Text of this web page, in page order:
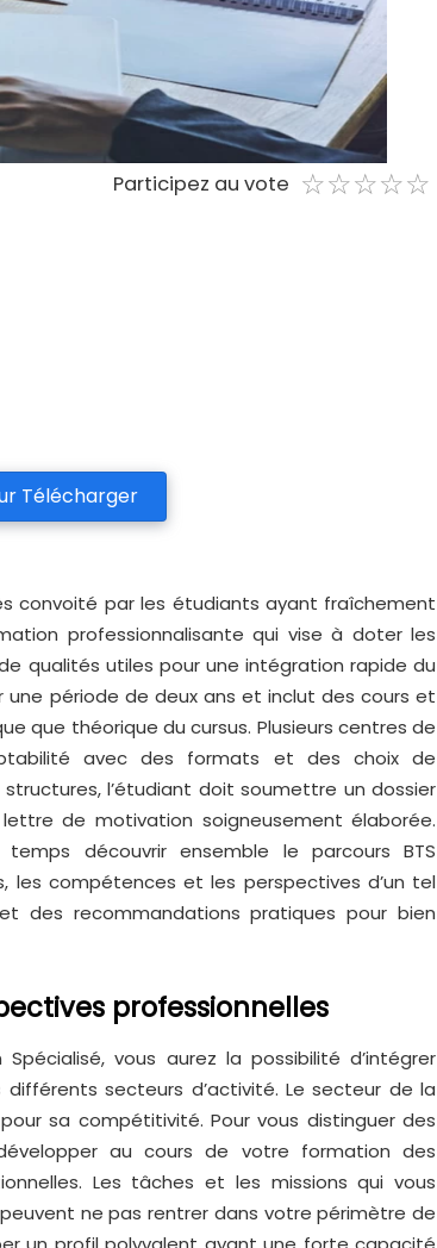
Participez au vote ☆☆☆☆☆
★★★★★
Télécharger
convoité par les étudiants ayant fraîchement
professionnalisante qui vise à doter les
qualités utiles pour une intégration rapide du
une période de deux ans et inclut des cours et
que théorique du cursus. Plusieurs centres de
avec des formats et des choix de
l’étudiant doit soumettre un dossier
de motivation soigneusement élaborée.
découvrir ensemble le parcours BTS
compétences et les perspectives d’un tel
des recommandations pratiques pour bien
professionnelles
vous aurez la possibilité d’intégrer
secteurs d’activité. Le secteur de la
sa compétitivité. Pour vous distinguer des
au cours de votre formation des
Les tâches et les missions qui vous
ne pas rentrer dans votre périmètre de